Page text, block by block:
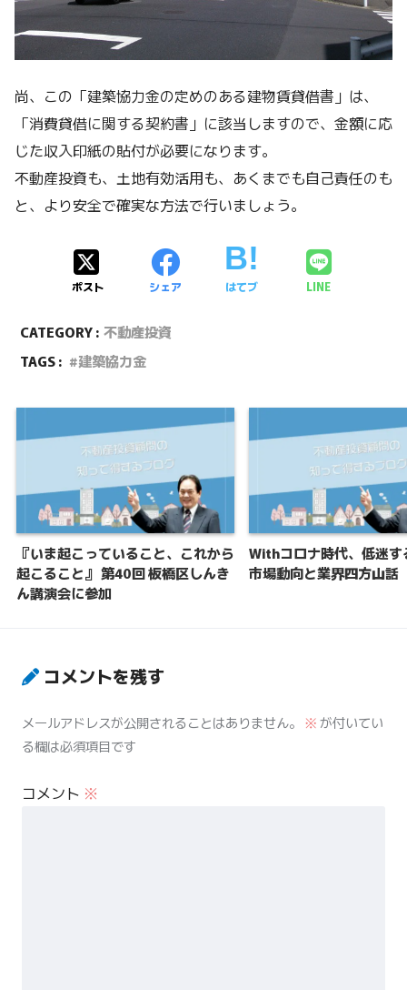
尚、この「建築協力金の定めのある建物賃貸借書」は、
「消費貸借に関する契約書」に該当しますので、金額に応
じた収入印紙の貼付が必要になります。
不動産投資も、土地有効活用も、あくまでも自己責任のも
と、より安全で確実な方法で行いましょう。
ポスト シェア はてブ LINE
CATEGORY : 不動産投資
TAGS :
建築協力金
『いま起こっていること、これから
起こること』 第40回 板橋区しんき
ん講演会に参加
Withコロナ時代、低迷す
市場動向と業界四方山話
コメントを残す
メールアドレスが公開されることはありません。 ※が付いてい
る欄は必須項目です
コメント ※